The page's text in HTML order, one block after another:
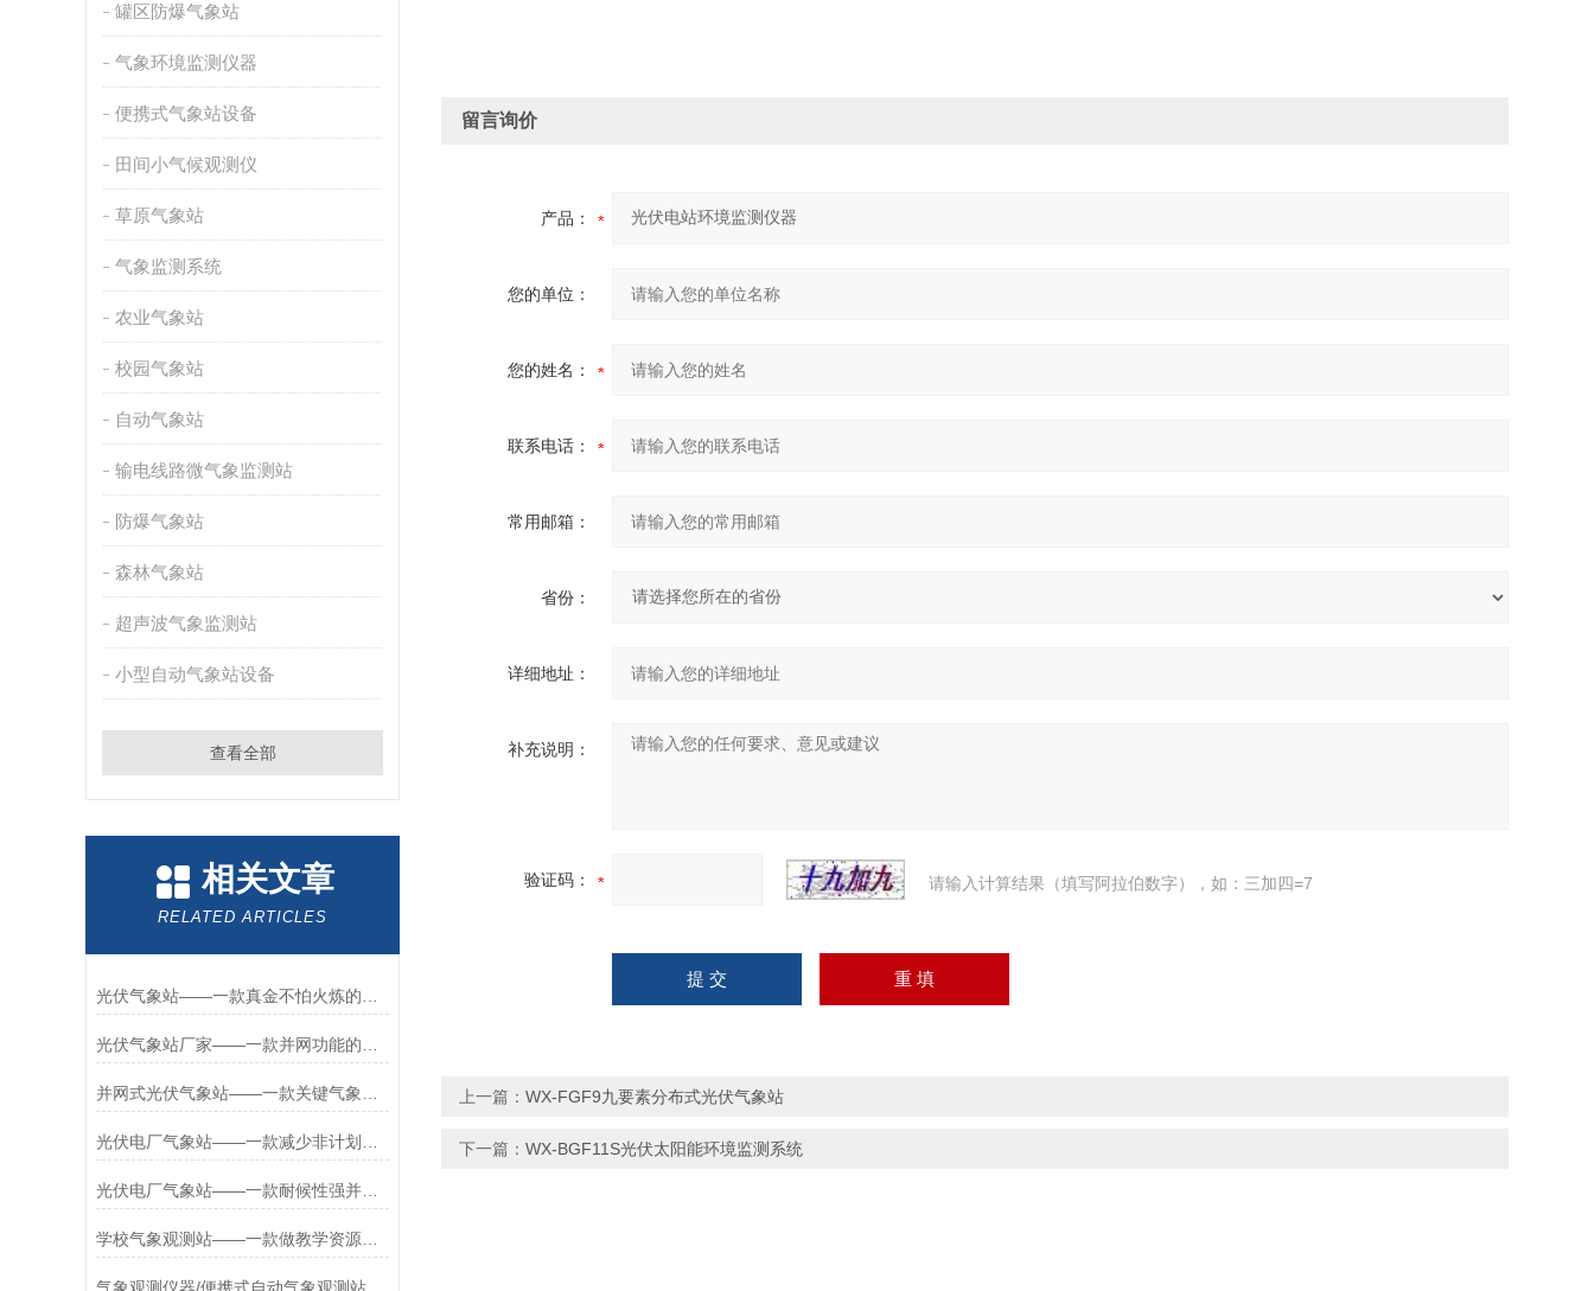
罐区防爆气象站
气象环境监测仪器
便携式气象站设备
田间小气候观测仪
草原气象站
气象监测系统
农业气象站
校园气象站
自动气象站
输电线路微气象监测站
防爆气象站
森林气象站
超声波气象监测站
小型自动气象站设备
查看全部
相关文章
RELATED ARTICLES
光伏电厂气象站——一款耐候性强并网式光伏气象站2024全+境+派+送
学校气象观测站——一款做教学资源的校园全自动气象站2024全+境+派+送
留言询价
产品：
您的单位：
您的姓名：
联系电话：
常用邮箱：
省份：
详细地址：
补充说明：
验证码： 请输入计算结果（填写阿拉伯数字），如：三加四=7
上一篇： WX-FGF9九要素分布式光伏气象站
下一篇： WX-BGF11S光伏太阳能环境监测系统